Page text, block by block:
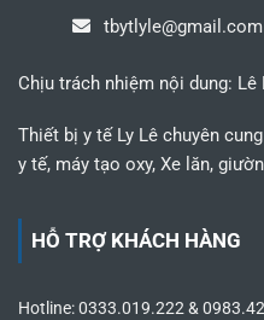
tbytlyle@gmail.com
Chịu trách nhiệm nội dung: Lê
Thiết bị y tế Ly Lê chuyên
y tế, máy tạo oxy, Xe lăn,
HỖ TRỢ KHÁCH HÀNG
Hotline: 0333.019.222 &